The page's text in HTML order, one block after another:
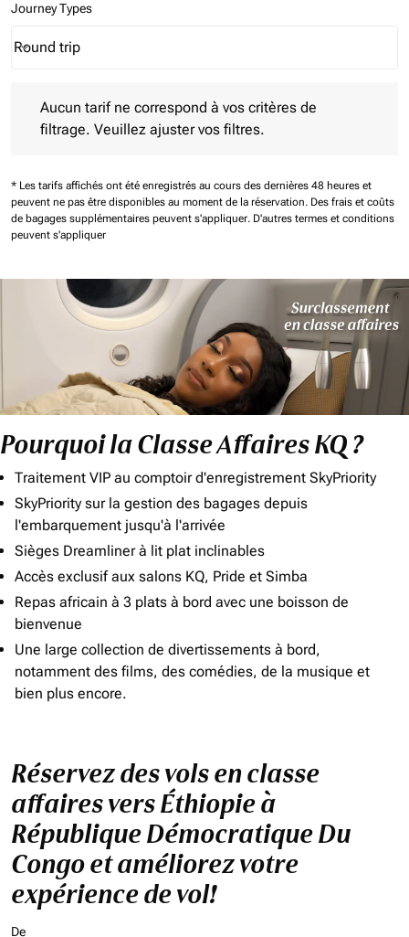
Journey Types
Journey Types option Round trip Selected
Round trip
keyboard_arrow_down
Aucun tarif ne correspond à vos critères de
filtrage. Veuillez ajuster vos filtres.
* Les tarifs affichés ont été enregistrés au cours des dernières 48 heures et
peuvent ne pas être disponibles au moment de la réservation. Des frais et coûts
de bagages supplémentaires peuvent s'appliquer. D'autres termes et conditions
peuvent s'appliquer
Pourquoi la Classe Affaires KQ ?
Traitement VIP au comptoir d'enregistrement SkyPriority
SkyPriority sur la gestion des bagages depuis
l'embarquement jusqu'à l'arrivée
Sièges Dreamliner à lit plat inclinables
Accès exclusif aux salons KQ, Pride et Simba
Repas africain à 3 plats à bord avec une boisson de
bienvenue
Une large collection de divertissements à bord,
notamment des films, des comédies, de la musique et
bien plus encore.
Réservez des vols en classe
affaires vers Éthiopie à
République Démocratique Du
Congo et améliorez votre
expérience de vol!
De